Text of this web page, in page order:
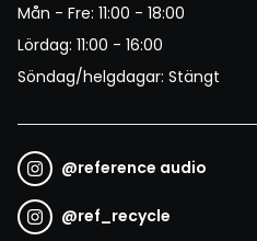
Mån - Fre: 11:00 - 18:00
Lördag: 11:00 - 16:00
Söndag/helgdagar: Stängt
@reference audio
@ref_recycle